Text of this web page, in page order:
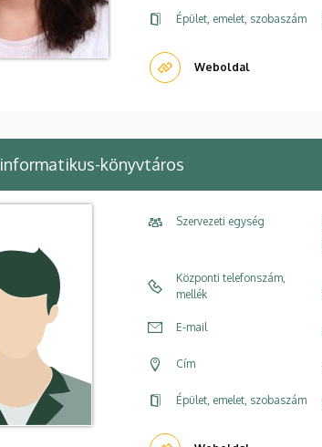
Épület, emelet, szobaszám
Weboldal
informatikus-könyvtáros
Szervezeti egység
Központi telefonszám,
mellék
E-mail
Cím
Épület, emelet, szobaszám